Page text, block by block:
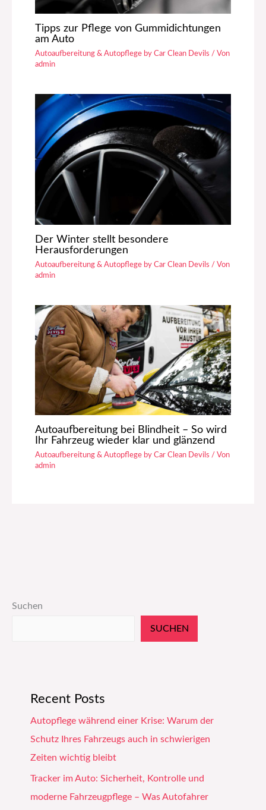
Tipps zur Pflege von Gummidichtungen
am Auto
Autoaufbereitung & Autopflege by Car Clean Devils / Von
admin
Der Winter stellt besondere
Herausforderungen
Autoaufbereitung & Autopflege by Car Clean Devils / Von
admin
Autoaufbereitung bei Blindheit – So wird
Ihr Fahrzeug wieder klar und glänzend
Autoaufbereitung & Autopflege by Car Clean Devils / Von
admin
Suchen
SUCHEN
Recent Posts
Autopflege während einer Krise: Warum der
Schutz Ihres Fahrzeugs auch in schwierigen
Zeiten wichtig bleibt
Tracker im Auto: Sicherheit, Kontrolle und
moderne Fahrzeugpflege – Was Autofahrer